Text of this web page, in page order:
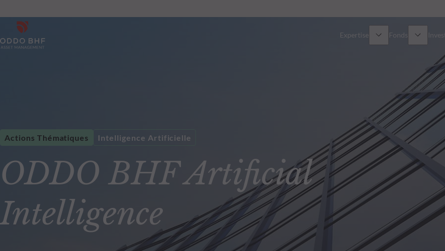
Expertise
Obligations
Multi-Actifs
ETF actifs
Private Assets
Fonds
Sélection de fonds
Comment souscrire ?
ODDO BHF Artificial
Intelligence
Actions Thématiques Intelligence Artificielle